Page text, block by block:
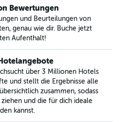
Bewertungen
und Beurteilungen von
genau wie dir. Buche jetzt
Aufenthalt!
über 3 Millionen Hotels
und stellt die Ergebnisse alle
zusammen, sodass
und die für dich ideale
kannst.